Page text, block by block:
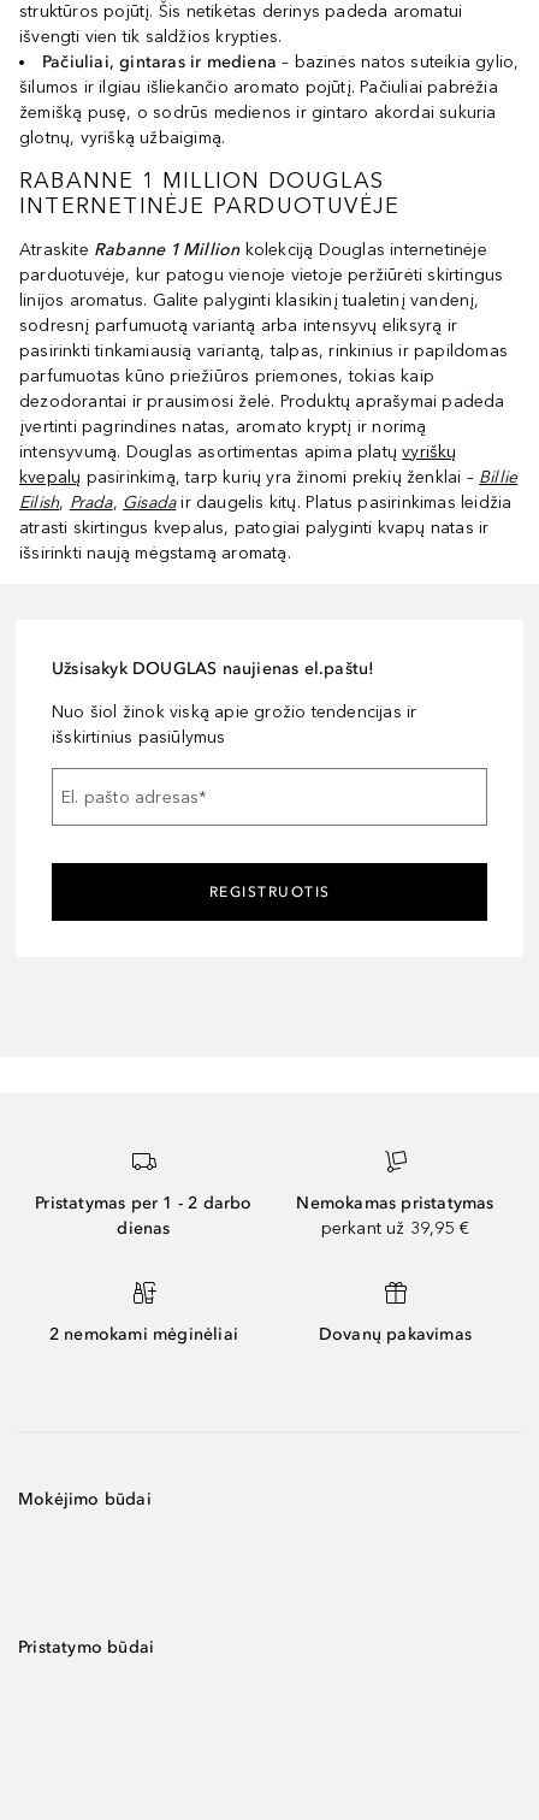
struktūros pojūtį. Šis netikėtas derinys padeda aromatui
išvengti vien tik saldžios krypties.
Pačiuliai, gintaras ir mediena – bazinės natos suteikia gylio,
šilumos ir ilgiau išliekančio aromato pojūtį. Pačiuliai pabrėžia
žemišką pusę, o sodrūs medienos ir gintaro akordai sukuria
glotnų, vyrišką užbaigimą.
RABANNE 1 MILLION DOUGLAS
INTERNETINĖJE PARDUOTUVĖJE
Atraskite Rabanne 1 Millionkolekciją Douglas internetinėje
parduotuvėje, kur patogu vienoje vietoje peržiūrėti skirtingus
linijos aromatus. Galite palyginti klasikinį tualetinį vandenį,
sodresnį parfumuotą variantą arba intensyvų eliksyrą ir
pasirinkti tinkamiausią variantą, talpas, rinkinius ir papildomas
parfumuotas kūno priežiūros priemones, tokias kaip
dezodorantai ir prausimosi želė. Produktų aprašymai padeda
įvertinti pagrindines natas, aromato kryptį ir norimą
intensyvumą. Douglas asortimentas apima platųvyriškų
kvepalų pasirinkimą, tarp kurių yra žinomi prekių ženklai – Billie
Eilish, Prada, Gisadair daugelis kitų. Platus pasirinkimas leidžia
atrasti skirtingus kvepalus, patogiai palyginti kvapų natas ir
išsirinkti naują mėgstamą aromatą.
Užsisakyk DOUGLAS naujienas el.paštu!
Nuo šiol žinok viską apie grožio tendencijas ir
išskirtinius pasiūlymus
El. pašto adresas*
REGISTRUOTIS
Pristatymas per 1 - 2 darbo
dienas
Nemokamas pristatymas
perkant už 39,95 €
2 nemokami mėginėliai Dovanų pakavimas
Mokėjimo būdai
Pristatymo būdai